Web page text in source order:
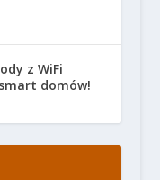
z WiFi
domów!